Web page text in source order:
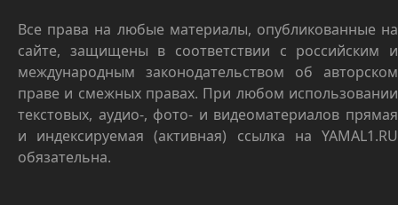
Все права на любые материалы, опубликованные на
сайте, защищены в соответствии с российским и
международным законодательством об авторском
праве и смежных правах. При любом использовании
текстовых, аудио-, фото- и видеоматериалов прямая
и индексируемая (активная) ссылка на YAMAL1.RU
обязательна.